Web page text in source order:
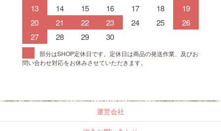
13
14 15 16 17 18
19
20
21 22 23 24 25
26
27
28 29 30
部分はSHOP定休日です。定休日は商品の発送作業、及びお
問い合わせ対応をお休みさせていただきます。
運営会社